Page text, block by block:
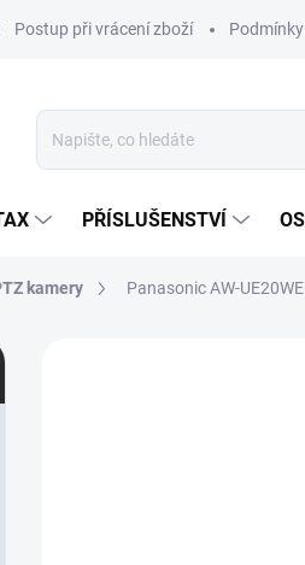
Postup při vrácení zboží
PŘÍSLUŠENSTVÍ
kamery Panasonic AW-